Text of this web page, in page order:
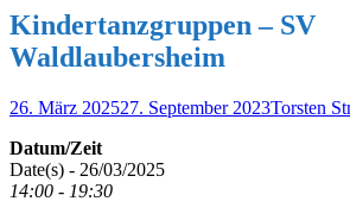
Kindertanzgruppen – SV
Waldlaubersheim
Veröffentlicht
26. März 202527. September 2023Autor
Torsten
Datum/Zeit
Date(s) - 26/03/2025
14:00 - 19:30